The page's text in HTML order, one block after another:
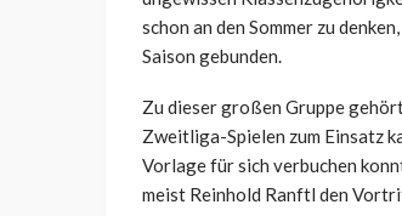
schon an den Sommer zu
Saison gebunden.
Zu dieser großen Gruppe
Zweitliga-Spielen zum Einsatz
Vorlage für sich verbuchen
meist Reinhold Ranftl den